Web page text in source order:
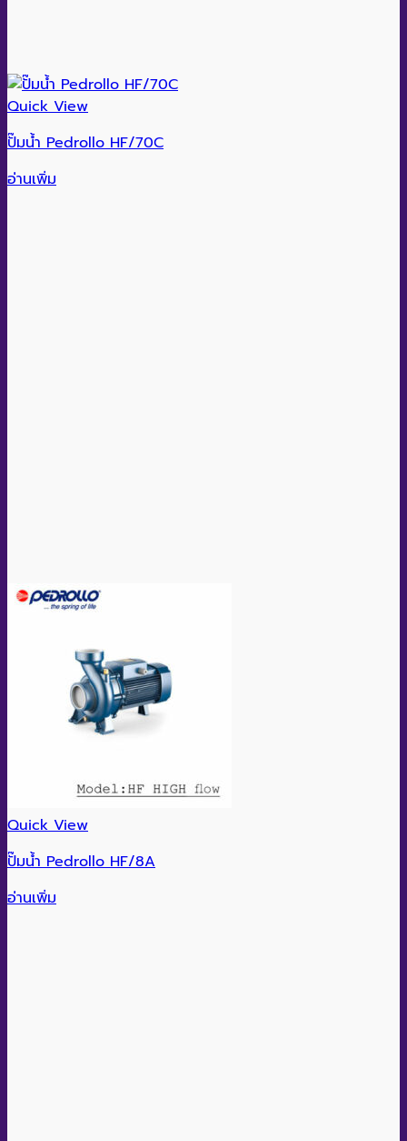
Quick View
ปั๊มน้ำ Pedrollo HF/70C
อ่านเพิ่ม
Quick View
ปั๊มน้ำ Pedrollo HF/8A
อ่านเพิ่ม